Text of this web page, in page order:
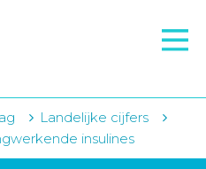
Landelijke cijfers
insulines